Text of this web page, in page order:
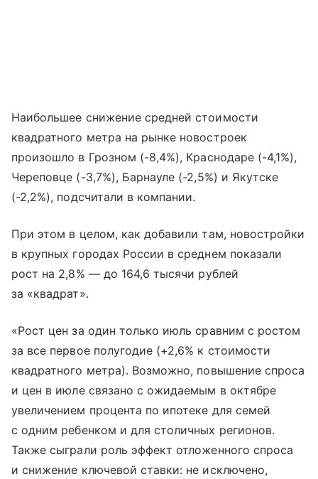
Наибольшее снижение средней стоимости
квадратного метра на рынке новостроек
произошло в Грозном (-8,4%), Краснодаре (-4,1%),
Череповце (-3,7%), Барнауле (-2,5%) и Якутске
(-2,2%), подсчитали в компании.
При этом в целом, как добавили там, новостройки
в крупных городах России в среднем показали
рост на 2,8% — до 164,6 тысячи рублей
за «квадрат».
«Рост цен за один только июль сравним с ростом
за все первое полугодие (+2,6% к стоимости
квадратного метра). Возможно, повышение спроса
и цен в июле связано с ожидаемым в октябре
увеличением процента по ипотеке для семей
с одним ребенком и для столичных регионов.
Также сыграли роль эффект отложенного спроса
и снижение ключевой ставки: не исключено,